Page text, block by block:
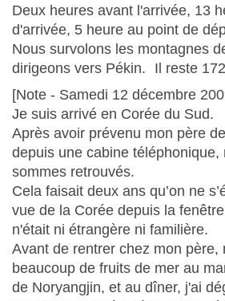
Deux heures avant l'arrivée, 13
d'arrivée, 5 heure au point de
Nous survolons les montagnes
dirigeons vers Pékin. Il reste
[Note - Samedi 12 décembre
Je suis arrivé en Corée du Sud.
Après avoir prévenu mon père
depuis une cabine téléphonique,
sommes retrouvés.
Cela faisait deux ans qu’on ne
vue de la Corée depuis la
n'était ni étrangère ni familière.
Avant de rentrer chez mon père,
beaucoup de fruits de mer au
de Noryangjin, et au dîner, j'ai